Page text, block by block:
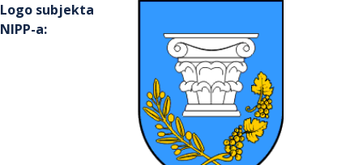
Logo subjekta
NIPP-a: